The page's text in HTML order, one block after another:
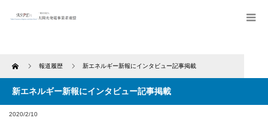
Home 報道履歴 新エネルギー新報にインタビュー記事掲載
新エネルギー新報にインタビュー記事掲載
2020/2/10